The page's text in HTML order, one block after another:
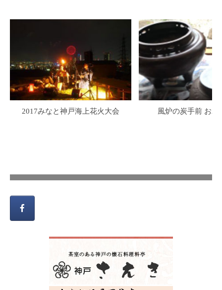
2017みなと神戸海上花火大会 風炉の炭手前 お水